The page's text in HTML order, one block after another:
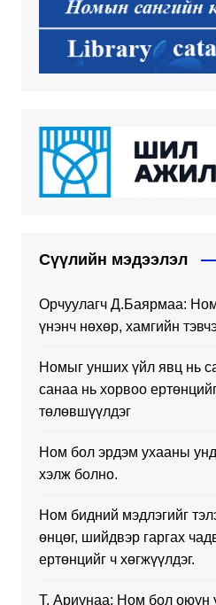
Сүүлийн мэдээлэл
Орчуулагч Д.Баярмаа:
үнэнч нөхөр, хамгийн
Номыг унших үйл явц нь
санаа нь хорвоо
төлөвшүүлдэг
Ном бол эрдэм ухааны
хэлж болно.
Ном бидний мэдлэгийг
өнцөг, шийдвэр гаргах
ертөнцийг ч хөгжүүлдэг.
Т. Ариунаа: Ном бол оюун